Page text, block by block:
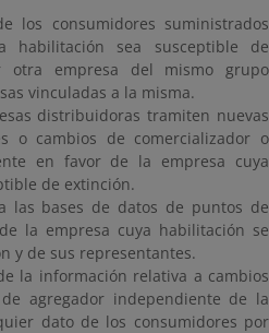
los consumidores suministrados
habilitación sea susceptible de
otra empresa del mismo grupo
vinculadas a la misma.
distribuidoras tramiten nuevas
o cambios de comercializador o
en favor de la empresa cuya
de extinción.
las bases de datos de puntos de
la empresa cuya habilitación se
y de sus representantes.
la información relativa a cambios
agregador independiente de la
dato de los consumidores por